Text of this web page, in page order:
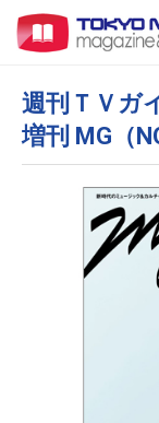
週刊ＴＶガ
増刊 MG（